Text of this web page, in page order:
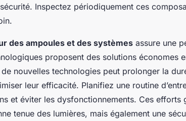
Inspectez périodiquement ces
des ampoules et des systèmes assure une
proposent des solutions économes
nouvelles technologies peut prolonger la
leur efficacité. Planifiez une routine
et éviter les dysfonctionnements. Ces efforts
tenue des lumières, mais également une